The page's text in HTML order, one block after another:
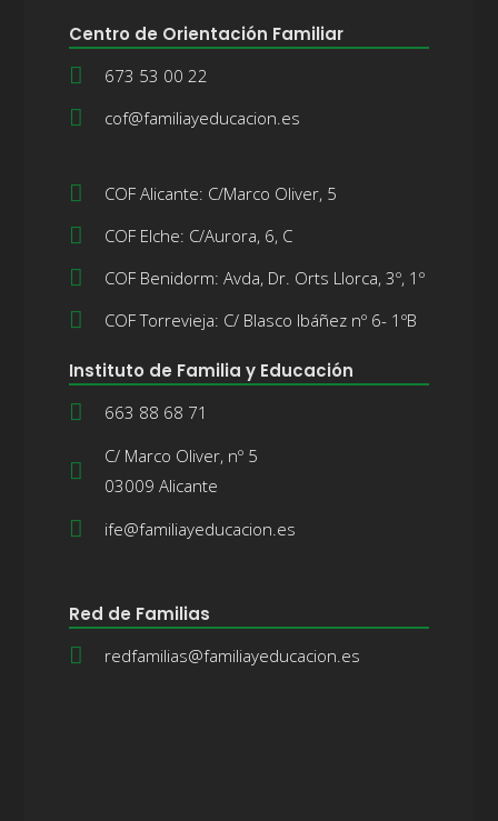
Centro de Orientación Familiar
673 53 00 22
cof@familiayeducacion.es
COF Alicante: C/Marco Oliver, 5
COF Elche: C/Aurora, 6, C
COF Benidorm: Avda, Dr. Orts Llorca, 3º, 1º
COF Torrevieja: C/ Blasco Ibáñez nº 6- 1ºB
Instituto de Familia y Educación
663 88 68 71
C/ Marco Oliver, nº 5
03009 Alicante
ife@familiayeducacion.es
Red de Familias
redfamilias@familiayeducacion.es